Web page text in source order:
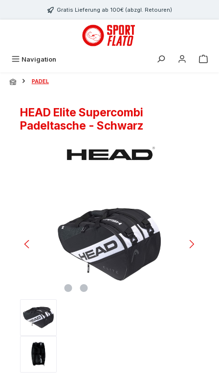
Zum Hauptinhalt springenGratis Lieferung ab 100€ (abzgl. Retouren)
Navigation
PADEL
HEAD Elite Supercombi
Padeltasche - Schwarz